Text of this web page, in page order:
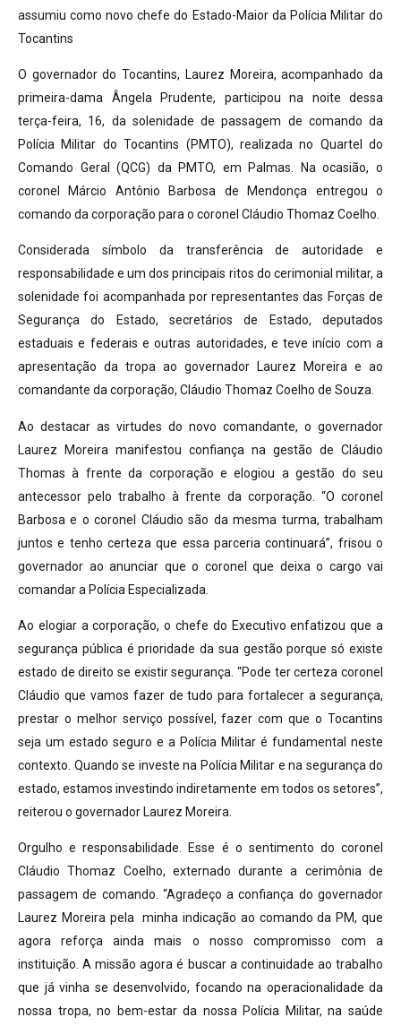
assumiu como novo chefe do Estado-Maior da Polícia Militar do
Tocantins
O governador do Tocantins, Laurez Moreira, acompanhado da
primeira-dama Ângela Prudente, participou na noite dessa
terça-feira, 16, da solenidade de passagem de comando da
Polícia Militar do Tocantins (PMTO), realizada no Quartel do
Comando Geral (QCG) da PMTO, em Palmas. Na ocasião, o
coronel Márcio Antônio Barbosa de Mendonça entregou o
comando da corporação para o coronel Cláudio Thomaz Coelho.
Considerada símbolo da transferência de autoridade e
responsabilidade e um dos principais ritos do cerimonial militar, a
solenidade foi acompanhada por representantes das Forças de
Segurança do Estado, secretários de Estado, deputados
estaduais e federais e outras autoridades, e teve início com a
apresentação da tropa ao governador Laurez Moreira e ao
comandante da corporação, Cláudio Thomaz Coelho de Souza.
Ao destacar as virtudes do novo comandante, o governador
Laurez Moreira manifestou confiança na gestão de Cláudio
Thomas à frente da corporação e elogiou a gestão do seu
antecessor pelo trabalho à frente da corporação. “O coronel
Barbosa e o coronel Cláudio são da mesma turma, trabalham
juntos e tenho certeza que essa parceria continuará”, frisou o
governador ao anunciar que o coronel que deixa o cargo vai
comandar a Polícia Especializada.
Ao elogiar a corporação, o chefe do Executivo enfatizou que a
segurança pública é prioridade da sua gestão porque só existe
estado de direito se existir segurança. “Pode ter certeza coronel
Cláudio que vamos fazer de tudo para fortalecer a segurança,
prestar o melhor serviço possível, fazer com que o Tocantins
seja um estado seguro e a Polícia Militar é fundamental neste
contexto. Quando se investe na Polícia Militar e na segurança do
estado, estamos investindo indiretamente em todos os setores”,
reiterou o governador Laurez Moreira.
Orgulho e responsabilidade. Esse é o sentimento do coronel
Cláudio Thomaz Coelho, externado durante a cerimônia de
passagem de comando. “Agradeço a confiança do governador
Laurez Moreira pela minha indicação ao comando da PM, que
agora reforça ainda mais o nosso compromisso com a
instituição. A missão agora é buscar a continuidade ao trabalho
que já vinha se desenvolvido, focando na operacionalidade da
nossa tropa, no bem-estar da nossa Polícia Militar, na saúde